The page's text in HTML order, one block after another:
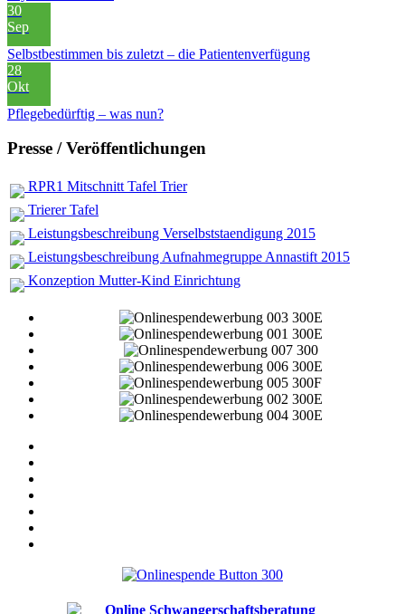
30
Sep
Selbstbestimmen bis zuletzt – die Patientenverfügung
28
Okt
Pflegebedürftig – was nun?
Presse / Veröffentlichungen
RPR1 Mitschnitt Tafel Trier
Trierer Tafel
Leistungsbeschreibung Verselbststaendigung 2015
Leistungsbeschreibung Aufnahmegruppe Annastift 2015
Konzeption Mutter-Kind Einrichtung